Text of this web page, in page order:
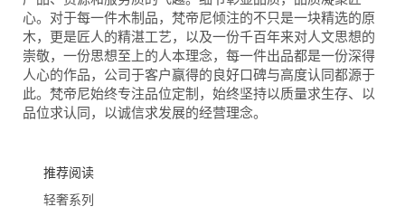
心。对于每一件木制品，梵帝尼倾注的不只是一块精选的原
木，更是匠人的精湛工艺，以及一份千百年来对人文思想的
崇敬，一份思想至上的人本理念，每一件出品都是一份深得
人心的作品，公司于客户赢得的良好口碑与高度认同都源于
此。梵帝尼始终专注品位定制，始终坚持以质量求生存、以
品位求认同，以诚信求发展的经营理念。
推荐阅读
轻奢系列